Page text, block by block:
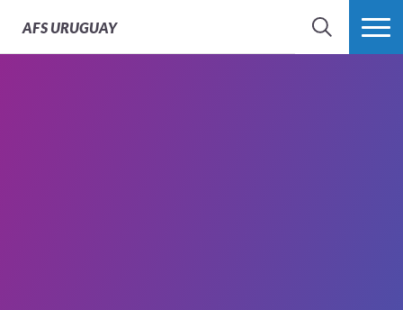
AFSURUGUAY
BÚSQUEDA MÁS